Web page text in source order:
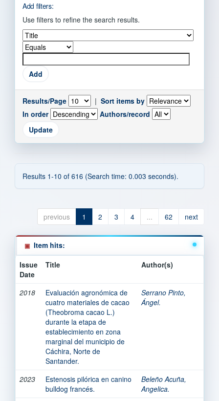
Add filters:
Use filters to refine the search results.
Results/Page | Sort items by
In order
Authors/record
Results 1-10 of 616 (Search time: 0.003 seconds).
previous 1 2 3 4 ... 62 next
Item hits:
Issue
Date
Title Author(s)
2018
Evaluación agronómica de
cuatro materiales de cacao
(Theobroma cacao L.)
durante la etapa de
establecimiento en zona
marginal del municipio de
Cáchira, Norte de
Santander.
Serrano Pinto,
Ángel.
2023
Estenosis pilórica en canino
bulldog francés.
Beleño Acuña,
Angelica.